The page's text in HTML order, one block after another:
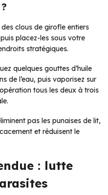
clous de girofle entiers
placez-les sous votre
stratégiques.
quelques gouttes d’huile
de l’eau, puis vaporisez sur
tous les deux à trois
pas les punaises de lit,
et réduisent le
: lutte